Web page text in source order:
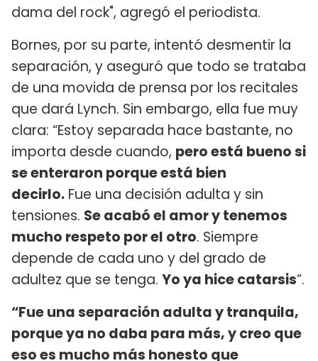
dama del rock", agregó el periodista.
Bornes, por su parte, intentó desmentir la
separación, y aseguró que todo se trataba
de una movida de prensa por los recitales
que dará Lynch. Sin embargo, ella fue muy
clara: “Estoy separada hace bastante, no
importa desde cuando, pero está bueno si
se enteraron porque está bien
decirlo. Fue una decisión adulta y sin
tensiones. Se acabó el amor y tenemos
mucho respeto por el otro. Siempre
depende de cada uno y del grado de
adultez que se tenga. Yo ya hice catarsis”.
“Fue una separación adulta y tranquila,
porque ya no daba para más, y creo que
eso es mucho más honesto que